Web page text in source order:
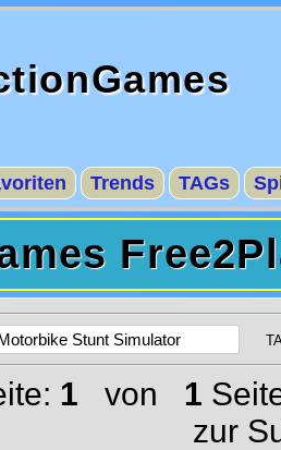
Trends TAGs
1 von 1
zur